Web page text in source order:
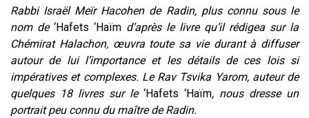
Rabbi Israël Meïr Hacohen de Radin, plus connu sous le
nom de‘Hafets ‘Haïm d’après le livre qu’il rédigea sur la
Chémirat Halachon, œuvra toute sa vie durant à diffuser
autour de lui l’importance et les détails de ces lois si
impératives et complexes. Le Rav Tsvika Yarom, auteur de
quelques 18 livres sur le‘Hafets ‘Haïm, nous dresse un
portrait peu connu du maître de Radin.